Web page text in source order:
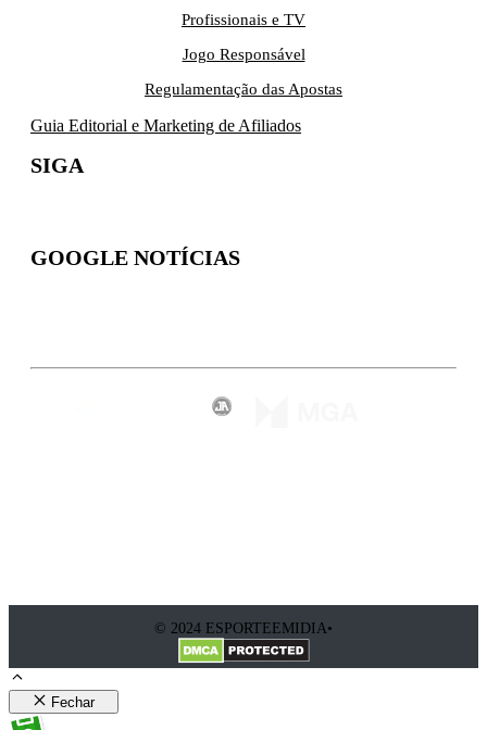
Profissionais e TV
Jogo Responsável
Regulamentação das Apostas
Guia Editorial e Marketing de Afiliados
SIGA
GOOGLE NOTÍCIAS
© 2024 ESPORTEEMIDIA•
Fechar